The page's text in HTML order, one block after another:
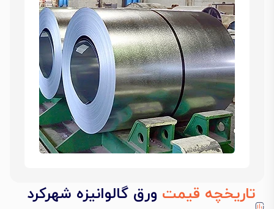
تاریخچه قیمت ورق گالوانیزه شهرکرد